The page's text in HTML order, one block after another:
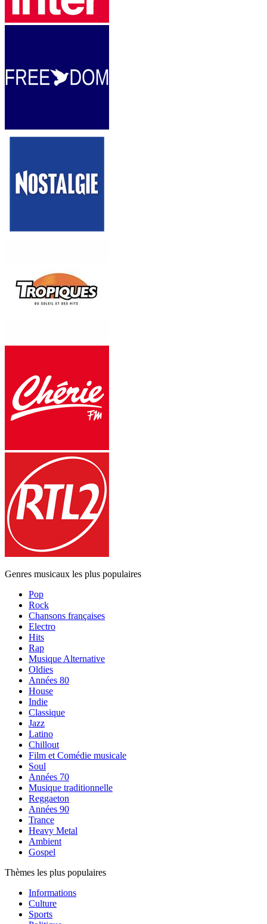
Genres musicaux les plus populaires
Pop
Rock
Chansons françaises
Electro
Hits
Rap
Musique Alternative
Oldies
Années 80
House
Indie
Classique
Jazz
Latino
Chillout
Film et Comédie musicale
Soul
Années 70
Musique traditionnelle
Reggaeton
Années 90
Trance
Heavy Metal
Ambient
Gospel
Thèmes les plus populaires
Informations
Culture
Sports